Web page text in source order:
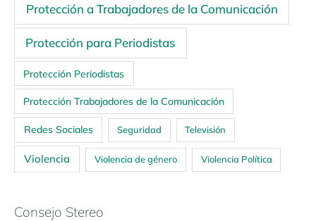
Protección a Trabajadores de la Comunicación
Protección para Periodistas
Protección Periodistas
Protección Trabajadores de la Comunicación
Redes Sociales Seguridad Televisión
Violencia Violencia de género Violencia Política
Consejo Stereo